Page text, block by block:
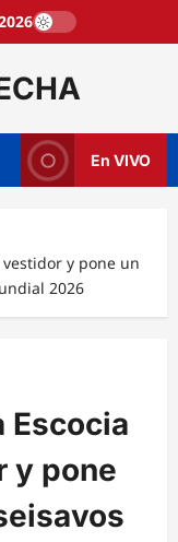
En VIVO
y pone un
2026
Escocia
y pone